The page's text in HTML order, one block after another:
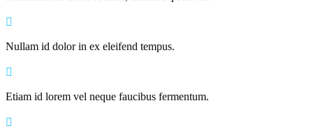
Nullam id dolor in ex eleifend tempus.
Etiam id lorem vel neque faucibus fermentum.